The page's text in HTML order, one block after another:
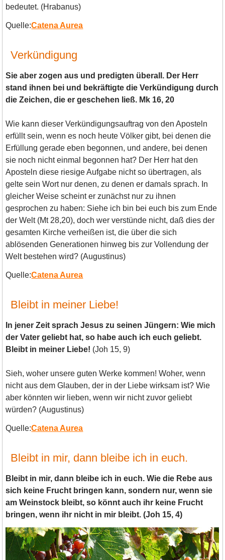
bedeutet. (Hrabanus)
Quelle:Catena Aurea
Verkündigung
Sie aber zogen aus und predigten überall. Der Herr
stand ihnen bei und bekräftigte die Verkündigung durch
die Zeichen, die er geschehen ließ. Mk 16, 20
Wie kann dieser Verkündigungsauftrag von den Aposteln
erfüllt sein, wenn es noch heute Völker gibt, bei denen die
Erfüllung gerade eben begonnen, und andere, bei denen
sie noch nicht einmal begonnen hat? Der Herr hat den
Aposteln diese riesige Aufgabe nicht so übertragen, als
gelte sein Wort nur denen, zu denen er damals sprach. In
gleicher Weise scheint er zunächst nur zu ihnen
gesprochen zu haben: Siehe ich bin bei euch bis zum Ende
der Welt (Mt 28,20), doch wer verstünde nicht, daß dies der
gesamten Kirche verheißen ist, die über die sich
ablösenden Generationen hinweg bis zur Vollendung der
Welt bestehen wird? (Augustinus)
Quelle:Catena Aurea
Bleibt in meiner Liebe!
In jener Zeit sprach Jesus zu seinen Jüngern: Wie mich
der Vater geliebt hat, so habe auch ich euch geliebt.
Bleibt in meiner Liebe! (Joh 15, 9)
Sieh, woher unsere guten Werke kommen! Woher, wenn
nicht aus dem Glauben, der in der Liebe wirksam ist? Wie
aber könnten wir lieben, wenn wir nicht zuvor geliebt
würden? (Augustinus)
Quelle:Catena Aurea
Bleibt in mir, dann bleibe ich in euch.
Bleibt in mir, dann bleibe ich in euch. Wie die Rebe aus
sich keine Frucht bringen kann, sondern nur, wenn sie
am Weinstock bleibt, so könnt auch ihr keine Frucht
bringen, wenn ihr nicht in mir bleibt. (Joh 15, 4)